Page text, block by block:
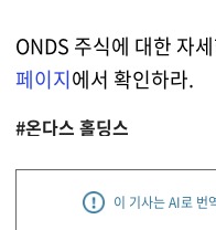
ONDS 주식에 대한 자
페이지에서 확인하라.
#온다스 홀딩스
이 기사는 AI로 번